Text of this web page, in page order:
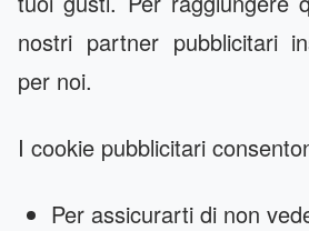
nostri partner pubblicitari
per noi.
I cookie pubblicitari
Per assicurarti di non